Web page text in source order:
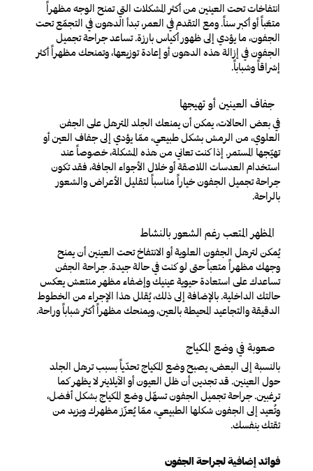
انتفاخات تحت العينين من أكثر المشكلات التي تمنح الوجه مظهراً
متعَباً أو أكبر سناً. ومع التقدم في العمر، تبدأ الدهون في التجمّع تحت
الجفون، ما يؤدي إلى ظهور أكياس بارزة. تساعد جراحة تجميل
الجفون في إزالة هذه الدهون أو إعادة توزيعها، وتمنحك مظهراً أكثر
إشراقاً وشباباً.
جفاف العينين أو تهيجها
في بعض الحالات، يمكن أن يمنعك الجلد المترهل على الجفن
العلوي، من الرمش بشكل طبيعي، ممّا يؤدي إلى جفاف العين أو
تهيّجها المستمر. إذا كنت تعاني من هذه المشكلة، خصوصاً عند
استخدام العدسات اللاصقة أو خلال الأجواء الجافة، فقد تكون
جراحة تجميل الجفون خياراً مناسباً لتقليل الأعراض والشعور
بالراحة.
المظهر المتعب رغم الشعور بالنشاط
يُمكن لترهل الجفون العلوية أو الانتفاخ تحت العينين أن يمنح
وجهك مظهراً متعباً حتى لو كنت في حالة جيدة. جراحة الجفن
تساعدك على استعادة حيوية عينيك وإضفاء مظهر منتعش يعكس
حالتك الداخلية. بالإضافة إلى ذلك، يُقلل هذا الإجراء من الخطوط
الدقيقة والتجاعيد المحيطة بالعين، ويمنحك مظهراً أكثر شباباً وراحة.
صعوبة في وضع المكياج
بالنسبة إلى البعض، يصبح وضع المكياج تحدّياً بسبب ترهل الجلد
حول العينين. قد تجدين أن ظل العيون أو الآيلاينر لا يظهر كما
ترغبين. جراحة تجميل الجفون تسهّل وضع المكياج بشكل أفضل،
وتُعيد إلى الجفون شكلها الطبيعي، ممّا يُعزّز مظهرك ويزيد من
ثقتك بنفسك.
فوائد إضافية لجراحة الجفون